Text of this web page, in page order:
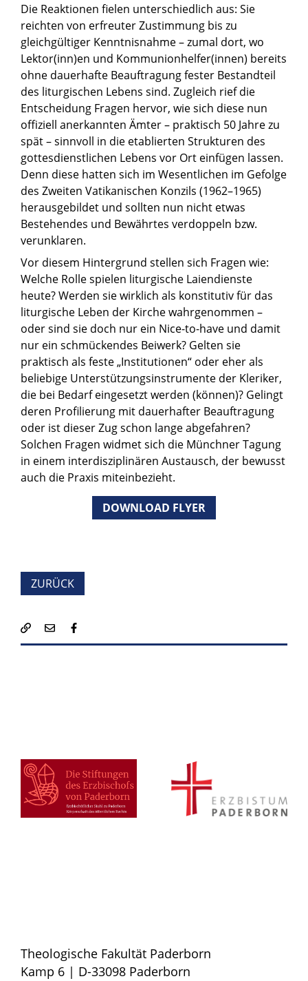
Die Reaktionen fielen unterschiedlich aus: Sie
reichten von erfreuter Zustimmung bis zu
gleichgültiger Kenntnisnahme – zumal dort, wo
Lektor(inn)en und Kommunionhelfer(innen) bereits
ohne dauerhafte Beauftragung fester Bestandteil
des liturgischen Lebens sind. Zugleich rief die
Entscheidung Fragen hervor, wie sich diese nun
offiziell anerkannten Ämter – praktisch 50 Jahre zu
spät – sinnvoll in die etablierten Strukturen des
gottesdienstlichen Lebens vor Ort einfügen lassen.
Denn diese hatten sich im Wesentlichen im Gefolge
des Zweiten Vatikanischen Konzils (1962–1965)
herausgebildet und sollten nun nicht etwas
Bestehendes und Bewährtes verdoppeln bzw.
verunklaren.
Vor diesem Hintergrund stellen sich Fragen wie:
Welche Rolle spielen liturgische Laiendienste
heute? Werden sie wirklich als konstitutiv für das
liturgische Leben der Kirche wahrgenommen –
oder sind sie doch nur ein Nice-to-have und damit
nur ein schmückendes Beiwerk? Gelten sie
praktisch als feste „Institutionen“ oder eher als
beliebige Unterstützungsinstrumente der Kleriker,
die bei Bedarf eingesetzt werden (können)? Gelingt
deren Profilierung mit dauerhafter Beauftragung
oder ist dieser Zug schon lange abgefahren?
Solchen Fragen widmet sich die Münchner Tagung
in einem interdisziplinären Austausch, der bewusst
auch die Praxis miteinbezieht.
DOWNLOAD FLYER
ZURÜCK
Theologische Fakultät Paderborn
Kamp 6 | D-33098 Paderborn